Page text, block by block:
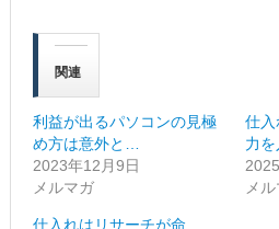
関連
利益が出るパソコンの見極
め方は意外と…
2023年12月9日
メルマガ
仕入
力
メ
仕入れはリサーチが命